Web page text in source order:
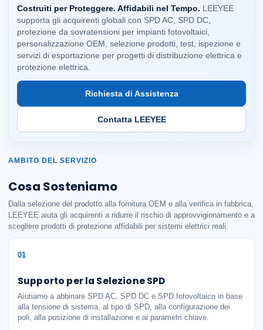
Costruiti per Proteggere. Affidabili nel Tempo. LEEYEE
supporta gli acquirenti globali con SPD AC, SPD DC,
protezione da sovratensioni per impianti fotovoltaici,
personalizzazione OEM, selezione prodotti, test, ispezione e
servizi di esportazione per progetti di distribuzione elettrica e
protezione elettrica.
Richiesta di Assistenza
Contatta LEEYEE
AMBITO DEL SERVIZIO
Cosa Sosteniamo
Dalla selezione del prodotto alla fornitura OEM e alla verifica in fabbrica,
LEEYEE aiuta gli acquirenti a ridurre il rischio di approvvigionamento e a
scegliere prodotti di protezione affidabili per sistemi elettrici reali.
01
Supporto per la Selezione SPD
Aiutiamo a abbinare SPD AC, SPD DC e SPD fotovoltaico in base
alla tensione di sistema, al tipo di SPD, alla configurazione dei
poli, alla posizione di installazione e ai parametri chiave.